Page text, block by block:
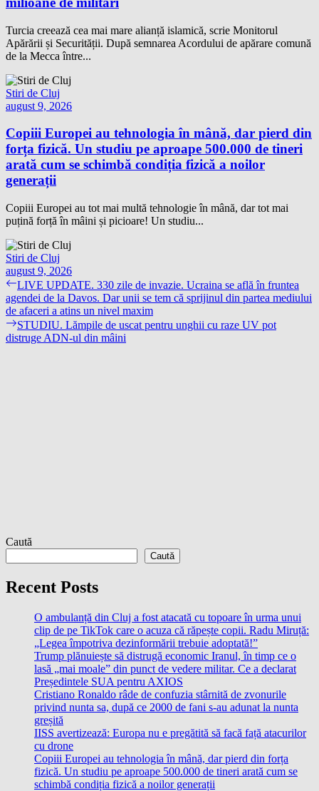
Turcia creează cea mai mare alianță islamică, scrie Monitorul
Apărării și Securității. După semnarea Acordului de apărare comună
de la Mecca între...
Stiri de Cluj
august 9, 2026
Copiii Europei au tehnologia în mână, dar pierd din
forța fizică. Un studiu pe aproape 500.000 de tineri
arată cum se schimbă condiția fizică a noilor
generații
Copiii Europei au tot mai multă tehnologie în mână, dar tot mai
puțină forță în mâini și picioare! Un studiu...
Stiri de Cluj
august 9, 2026
Navigare
în
articole
Previous
post:
LIVE UPDATE. 330 zile de invazie. Ucraina se află în fruntea
agendei de la Davos. Dar unii se tem că sprijinul din partea mediului
de afaceri a atins un nivel maxim
Next
post:
STUDIU. Lămpile de uscat pentru unghii cu raze UV pot
distruge ADN-ul din mâini
Caută
Caută
Recent Posts
O ambulanță din Cluj a fost atacată cu topoare în urma unui
clip de pe TikTok care o acuza că răpește copii. Radu Miruță:
„Legea împotriva dezinformării trebuie adoptată!”
Trump plănuiește să distrugă economic Iranul, în timp ce o
lasă „mai moale” din punct de vedere militar. Ce a declarat
Președintele SUA pentru AXIOS
Cristiano Ronaldo râde de confuzia stârnită de zvonurile
privind nunta sa, după ce 2000 de fani s-au adunat la nunta
greșită
IISS avertizează: Europa nu e pregătită să facă față atacurilor
cu drone
Copiii Europei au tehnologia în mână, dar pierd din forța
fizică. Un studiu pe aproape 500.000 de tineri arată cum se
schimbă condiția fizică a noilor generații